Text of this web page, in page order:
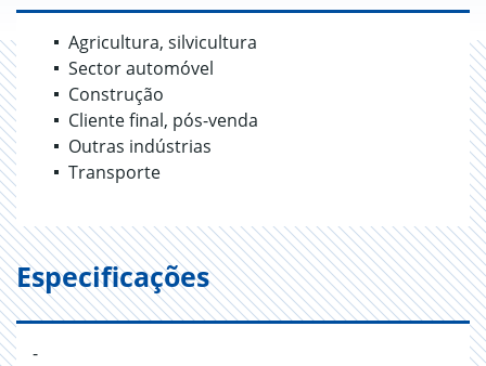
Agricultura, silvicultura
Sector automóvel
Construção
Cliente final, pós-venda
Outras indústrias
Transporte
Especificações
-